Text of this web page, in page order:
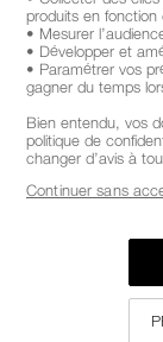
produits en
• Mesurer
• Développer et
• Paramétrer vos
gagner du temps
Bien entendu, vos
politique de
changer d’avis à
Continuer sans